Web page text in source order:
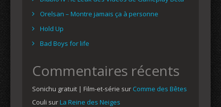
Orelsan – Montre jamais ça à personne
Hold Up
Bad Boys for life
Commentaires récents
Sonichu gratuit | Film-et-série sur Comme des Bêtes
Couli surLa Reine des Neiges